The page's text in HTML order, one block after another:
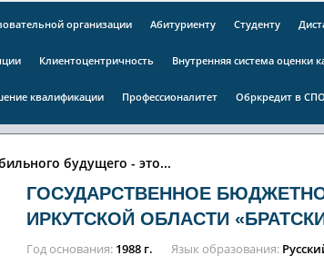
организации Абитуриенту Студенту
Клиентоцентричность Внутренняя система оценки
квалификации Профессионалитет Обркредит в СПО
будущего - это...
ГОСУДАРСТВЕННОЕ
ИРКУТСКОЙ ОБЛАСТИ
Год основания 1988 г. Язык образования